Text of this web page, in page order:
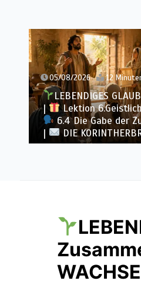
05/08/2026 12
LEBENDIGES
|
Lektion
6.4 Die Gabe der
|
DIE